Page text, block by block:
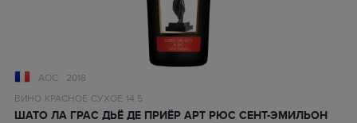
AOC
2018
ВИНО КРАСНОЕ СУХОЕ 14.5
ШАТО ЛА ГРАС ДЬЁ ДЕ ПРИЁР АРТ РЮС СЕНТ-ЭМИЛЬОН